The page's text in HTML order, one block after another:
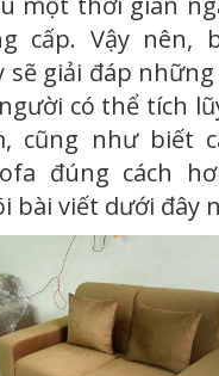
cấp. Vậy nên,
sẽ giải đáp
có thể tích
cũng như biết
đúng cách
bài viết dưới đây